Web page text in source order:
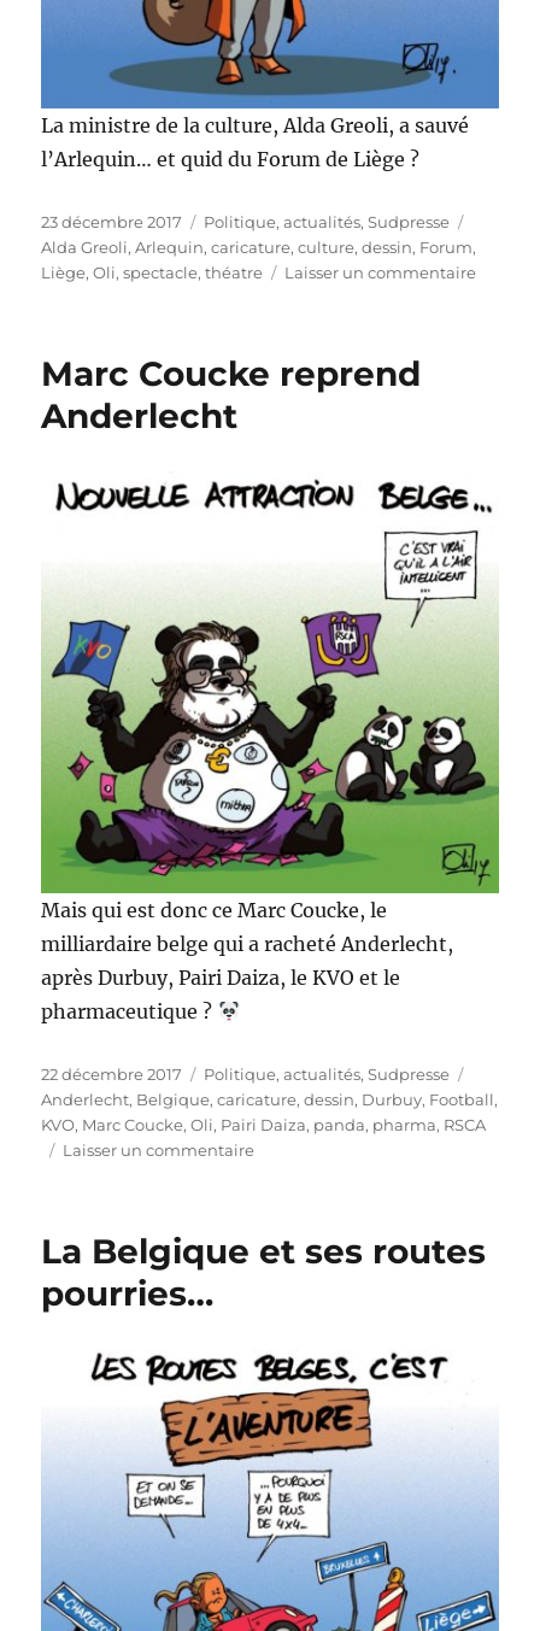
La ministre de la culture, Alda Greoli, a sauvé
l’Arlequin… et quid du Forum de Liège ?
Publié
le
23 décembre 2017 Catégories
Politique, actualités,Sudpresse
Alda Greoli,Arlequin,caricature,culture,dessin, Forum,
Liège,Oli,spectacle,théatre Laisser un commentairesur
Marc Coucke reprend
Anderlecht
Mais qui est donc ce Marc Coucke, le
milliardaire belge qui a racheté Anderlecht,
après Durbuy, Pairi Daiza, le KVO et le
pharmaceutique ?
Publié
le
22 décembre 2017 Catégories
Politique, actualités,Sudpresse
Anderlecht, Belgique,caricature,dessin, Durbuy, Football,
KVO, Marc Coucke,Oli, Pairi Daiza, panda, pharma, RSCA
Laisser un commentairesur
Anderlecht
La Belgique et ses routes
pourries…